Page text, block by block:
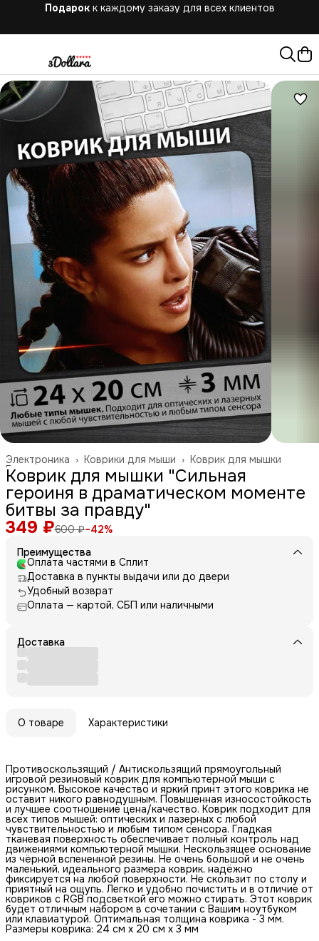
Коврик для мышки
Коврики для мыши ›
Электроника ›
Главная
Коврик для мышки "Сильная
героиня в драматическом моменте
битвы за правду"
349 ₽600 ₽−42%
Преимущества
Оплата частями в Сплит
Доставка в пункты выдачи или до двери
Удобный возврат
Оплата — картой, СБП или наличными
Доставка
О товаре Характеристики
Противоскользящий / Антискользящий прямоугольный
игровой резиновый коврик для компьютерной мыши с
рисунком. Высокое качество и яркий принт этого коврика не
оставит никого равнодушным. Повышенная износостойкость
и лучшее соотношение цена/качество. Коврик подходит для
всех типов мышей: оптических и лазерных с любой
чувствительностью и любым типом сенсора. Гладкая
тканевая поверхность обеспечивает полный контроль над
движениями компьютерной мышки. Нескользящее основание
из чёрной вспененной резины. Не очень большой и не очень
маленький, идеального размера коврик, надёжно
фиксируется на любой поверхности. Не скользит по столу и
приятный на ощупь. Легко и удобно почистить и в отличие от
ковриков с RGB подсветкой его можно стирать. Этот коврик
будет отличным набором в сочетании с Вашим ноутбуком
или клавиатурой. Оптимальная толщина коврика - 3 мм.
Размеры коврика: 24 см x 20 см x 3 мм